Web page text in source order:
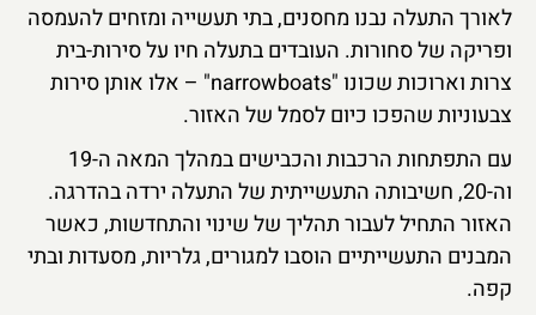
לאורך התעלה נבנו מחסנים, בתי תעשייה ומזחים להעמסה
ופריקה של סחורות. העובדים בתעלה חיו על סירות-בית
צרות וארוכות שכונו "narrowboats" – אלו אותן סירות
צבעוניות שהפכו כיום לסמל של האזור.
עם התפתחות הרכבות והכבישים במהלך המאה ה-19
וה-20, חשיבותה התעשייתית של התעלה ירדה בהדרגה.
האזור התחיל לעבור תהליך של שינוי והתחדשות, כאשר
המבנים התעשייתיים הוסבו למגורים, גלריות, מסעדות ובתי
קפה.